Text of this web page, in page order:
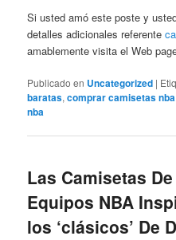
Si usted amó este poste y
detalles adicionales referente
amablemente visita el Web
Publicado en Uncategorized |
baratas,comprar camisetas
nba
Las Camisetas
Equipos NBA
los ‘clásicos’ De